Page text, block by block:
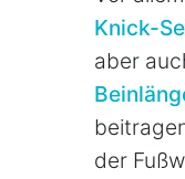
Knick-
aber
der